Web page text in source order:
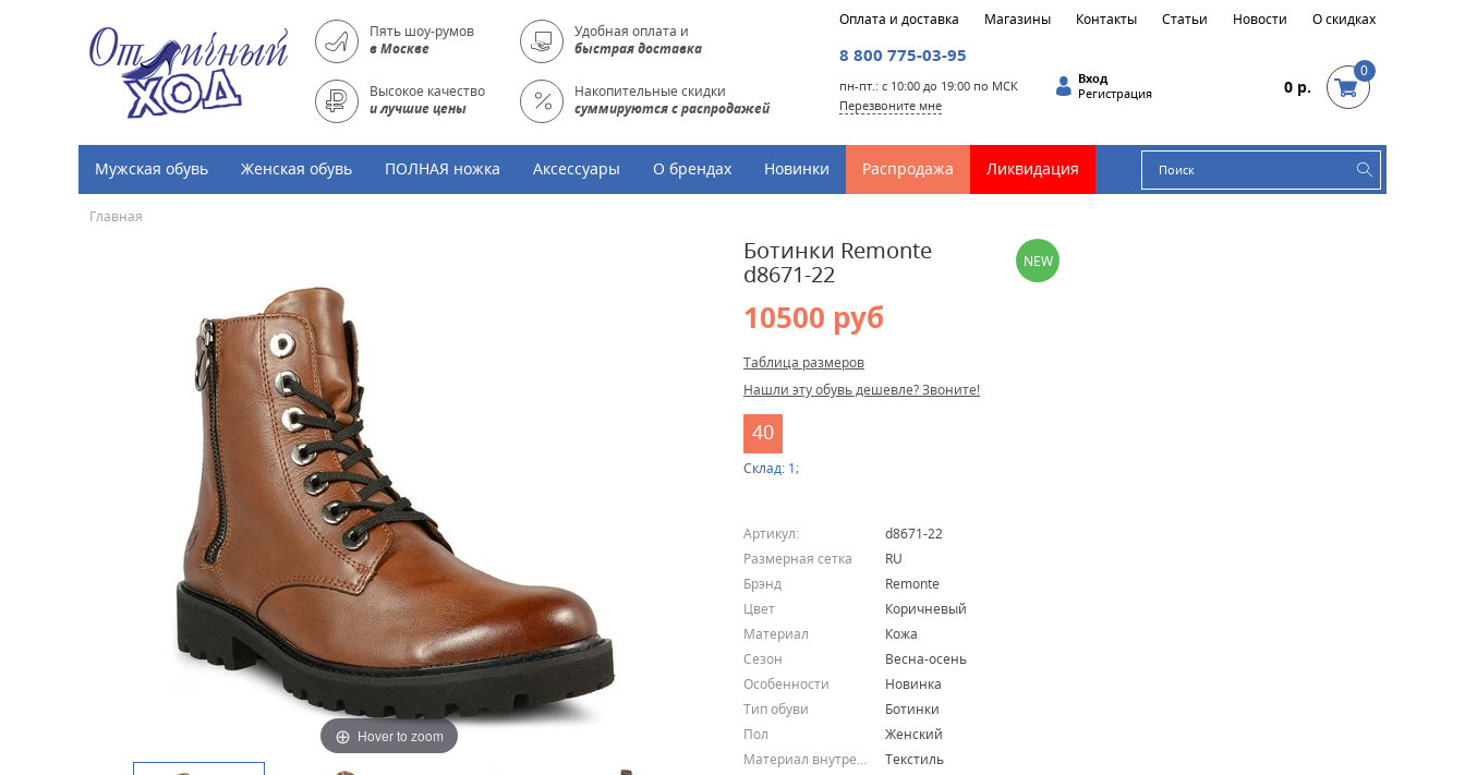
Пять шоу-румов
в Москве
Удобная оплата и
быстрая доставка
Высокое качество
и лучшие цены
Накопительные скидки
суммируются с распродажей
Оплата и доставка Магазины Контакты Статьи Новости О скидках
8 800 775-03-95
пн-пт.: с 10:00 до 19:00 по МСК
Перезвоните мне
Вход
Регистрация
0 р.
0
Мужская обувь Женская обувь ПОЛНАЯ ножка Аксессуары О брендах Новинки Распродажа Ликвидация
Главная
Hover to zoom
Ботинки Remonte
d8671-22
10500 руб
Таблица размеров
Нашли эту обувь дешевле? Звоните!
40
Склад: 1;
Артикул:
d8671-22
Размерная сетка
RU
Брэнд
Remonte
Цвет
Коричневый
Материал
Кожа
Сезон
Весна-осень
Особенности
Новинка
Тип обуви
Ботинки
Пол
Женский
Материал внутренний
Текстиль
NEW